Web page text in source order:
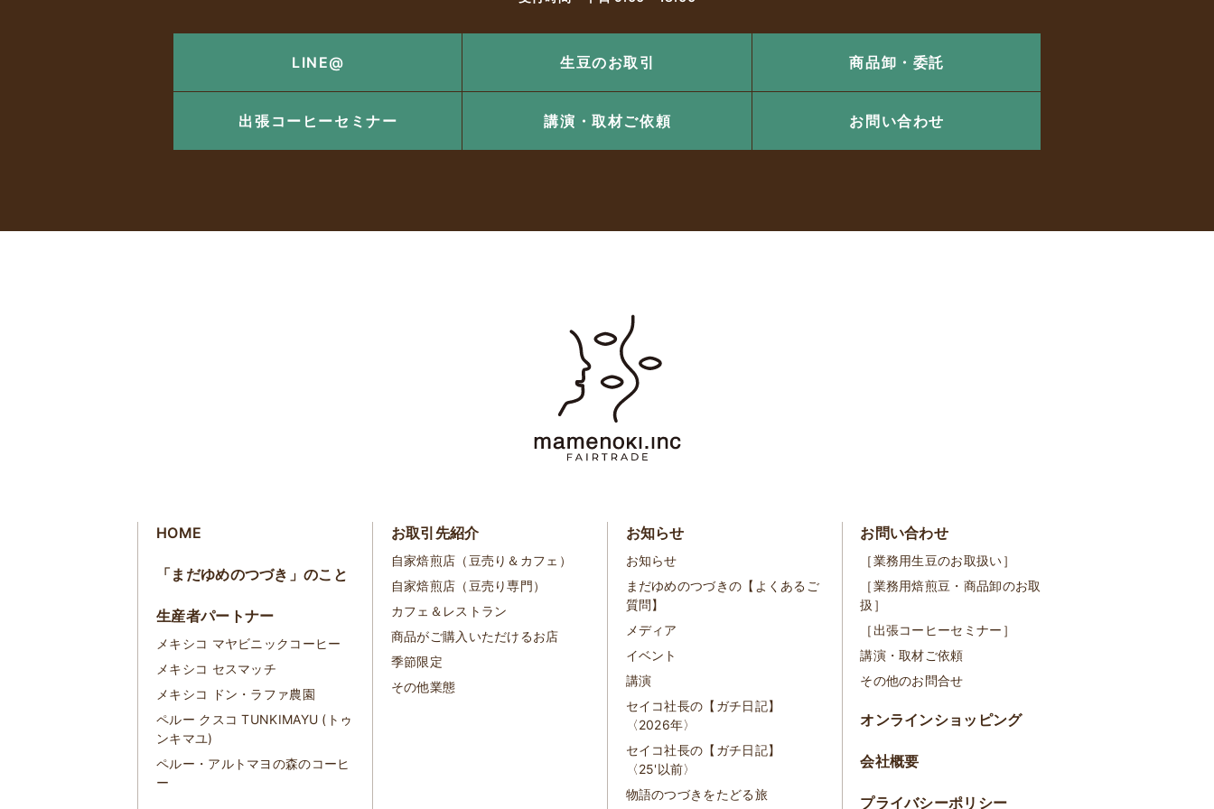
LINE@ 生豆のお取引 商品卸・委託
出張コーヒーセミナー 講演・取材ご依頼 お問い合わせ
HOME
「まだゆめのつづき」のこと
生産者パートナー
メキシコ マヤビニックコーヒー
メキシコ セスマッチ
メキシコ ドン・ラファ農園
ペルー クスコ TUNKIMAYU (トゥ
ンキマユ)
ペルー・アルトマヨの森のコーヒ
ー
お取引先紹介
自家焙煎店（豆売り＆カフェ）
自家焙煎店（豆売り専門）
カフェ＆レストラン
商品がご購入いただけるお店
季節限定
その他業態
お知らせ
お知らせ
まだゆめのつづきの【よくあるご
質問】
メディア
イベント
講演
セイコ社長の【ガチ日記】
〈2026年〉
セイコ社長の【ガチ日記】
〈25'以前〉
物語のつづきをたどる旅
お問い合わせ
［業務用生豆のお取扱い］
［業務用焙煎豆・商品卸のお取
扱］
［出張コーヒーセミナー］
講演・取材ご依頼
その他のお問合せ
オンラインショッピング
会社概要
プライバシーポリシー